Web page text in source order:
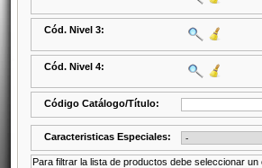
Cód. Nivel 3:
Cód. Nivel 4:
Código Catálogo/Título:
Caracteristicas Especiales:
Para filtrar la lista de productos debe seleccionar